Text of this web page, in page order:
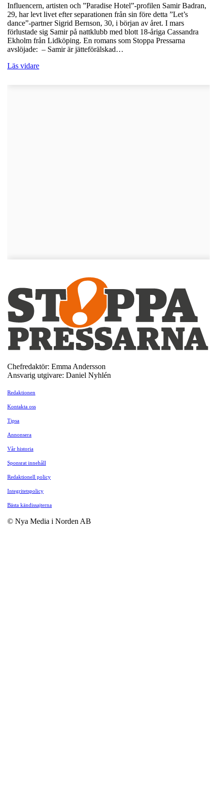
Influencern, artisten och ”Paradise Hotel”-profilen Samir Badran,
29, har levt livet efter separationen från sin före detta ”Let’s
dance”-partner Sigrid Bernson, 30, i början av året. I mars
förlustade sig Samir på nattklubb med blott 18-åriga Cassandra
Ekholm från Lidköping. En romans som Stoppa Pressarna
avslöjade: – Samir är jätteförälskad…
Läs vidare
Chefredaktör: Emma Andersson
Ansvarig utgivare: Daniel Nyhlén
Redaktionen
Kontakta oss
Tipsa
Annonsera
Vår historia
Sponsrat innehåll
Redaktionell policy
Integritetspolicy
Bästa kändissajterna
© Nya Media i Norden AB